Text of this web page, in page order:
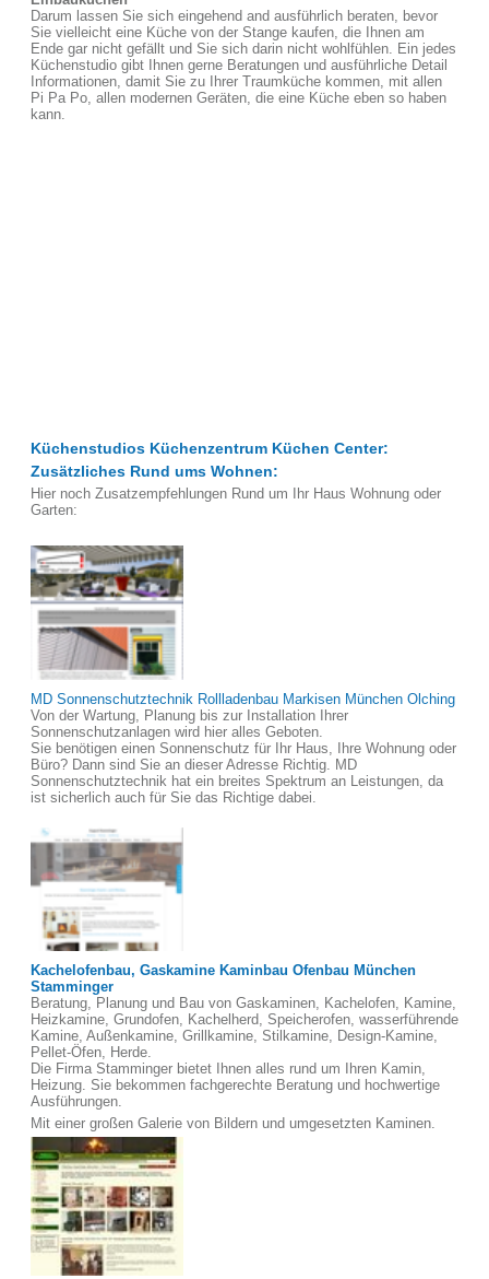
Darum lassen Sie sich eingehend and ausführlich beraten, bevor
Sie vielleicht eine Küche von der Stange kaufen, die Ihnen am
Ende gar nicht gefällt und Sie sich darin nicht wohlfühlen. Ein jedes
Küchenstudio gibt Ihnen gerne Beratungen und ausführliche Detail
Informationen, damit Sie zu Ihrer Traumküche kommen, mit allen
Pi Pa Po, allen modernen Geräten, die eine Küche eben so haben
kann.
Küchenstudios Küchenzentrum Küchen Center:
Zusätzliches Rund ums Wohnen:
Hier noch Zusatzempfehlungen Rund um Ihr Haus Wohnung oder
Garten:
MD Sonnenschutztechnik Rollladenbau Markisen München Olching
Von der Wartung, Planung bis zur Installation Ihrer
Sonnenschutzanlagen wird hier alles Geboten.
Sie benötigen einen Sonnenschutz für Ihr Haus, Ihre Wohnung oder
Büro? Dann sind Sie an dieser Adresse Richtig. MD
Sonnenschutztechnik hat ein breites Spektrum an Leistungen, da
ist sicherlich auch für Sie das Richtige dabei.
Kachelofenbau, Gaskamine Kaminbau Ofenbau München
Stamminger
Beratung, Planung und Bau von Gaskaminen, Kachelofen, Kamine,
Heizkamine, Grundofen, Kachelherd, Speicherofen, wasserführende
Kamine, Außenkamine, Grillkamine, Stilkamine, Design-Kamine,
Pellet-Öfen, Herde.
Die Firma Stamminger bietet Ihnen alles rund um Ihren Kamin,
Heizung. Sie bekommen fachgerechte Beratung und hochwertige
Ausführungen.
Mit einer großen Galerie von Bildern und umgesetzten Kaminen.